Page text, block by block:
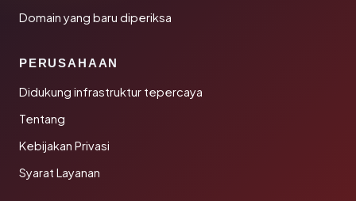
Domain yang baru diperiksa
PERUSAHAAN
Didukung infrastruktur tepercaya
Tentang
Kebijakan Privasi
Syarat Layanan